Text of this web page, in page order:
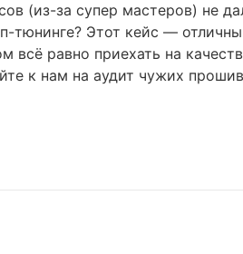
(из-за супер мастеров) не
тюнинге? Этот кейс —
всё равно приехать на
к нам на аудит чужих